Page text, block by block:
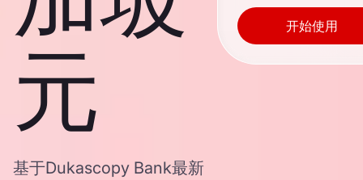
元
基于Dukascopy Bank最新
开始使用